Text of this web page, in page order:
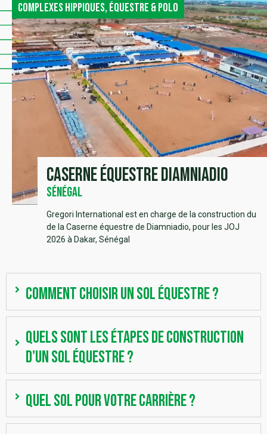
Complexes hippiques, équestre & polo
Caserne équestre Diamniadio
Sénégal
Gregori International est en charge de la construction du
de la Caserne équestre de Diamniadio, pour les JOJ
2026 à Dakar, Sénégal
Comment choisir un sol équestre ?
Quels sont les étapes de construction
d'un sol équestre ?
Quel sol pour votre carrière ?